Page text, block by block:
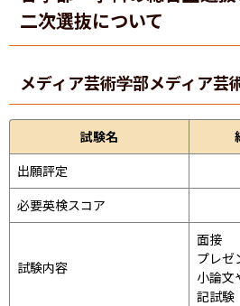
二次選抜について
メディア芸術学部メディア芸
試験名
出願評定
必要英検スコア
試験内容
面接
プレゼ
小論文
記試験